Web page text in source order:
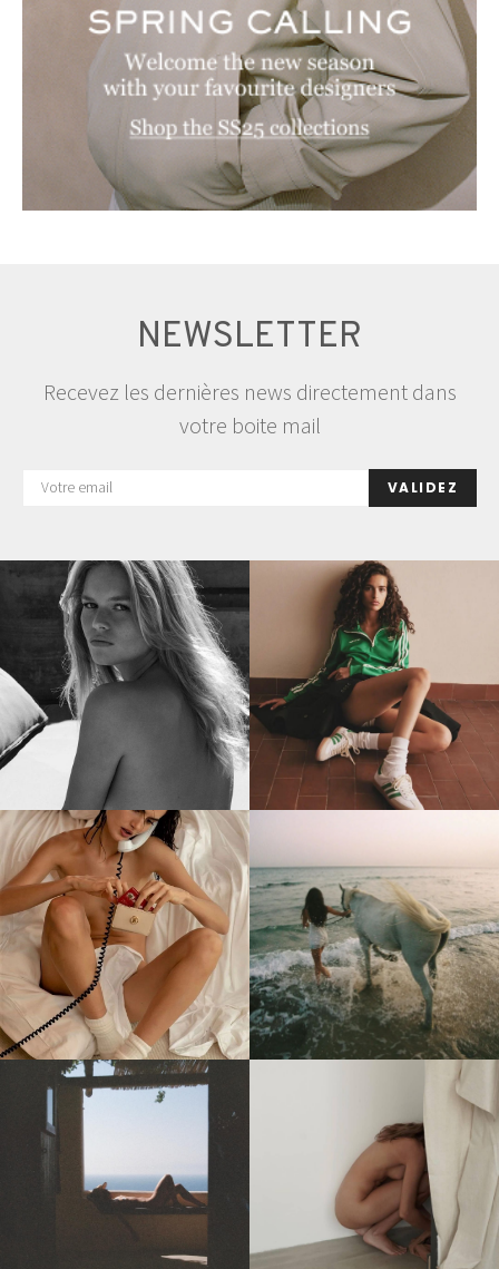
NEWSLETTER
Recevez les dernières news directement dans
votre boite mail
VALIDEZ